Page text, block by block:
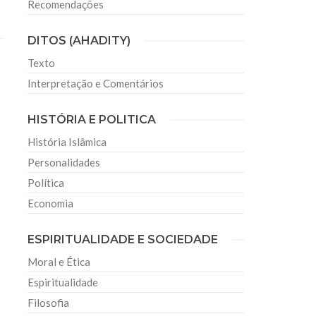
Recomendações
DITOS (AHADITY)
Texto
Interpretação e Comentários
HISTÓRIA E POLITICA
História Islâmica
Personalidades
Política
Economia
ESPIRITUALIDADE E SOCIEDADE
Moral e Ética
Espiritualidade
Filosofia